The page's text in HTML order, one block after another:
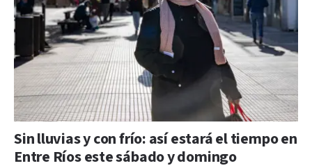
Sin lluvias y con frío: así estará el tiempo en
Entre Ríos este sábado y domingo